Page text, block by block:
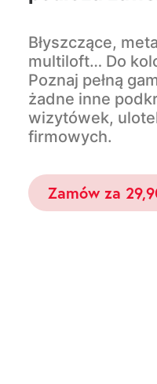
Błyszczące,
multiloft… Do
Poznaj pełną
żadne inne
wizytówek,
firmowych.
zamów za